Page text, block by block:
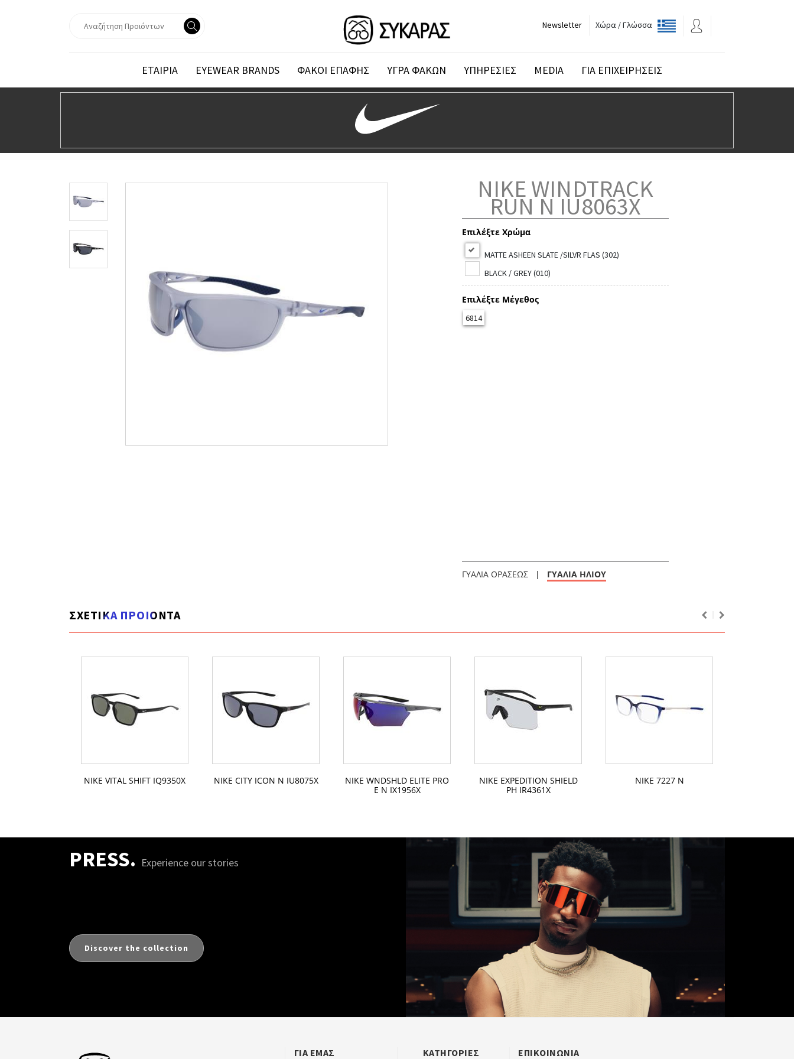
Newsletter Χώρα / Γλώσσα
ΕΤΑΙΡΙΑ EYEWEAR BRANDS ΦΑΚΟΙ ΕΠΑΦΗΣ ΥΓΡΑ ΦΑΚΩΝ ΥΠΗΡΕΣΙΕΣ MEDIA ΓΙΑ ΕΠΙΧΕΙΡΗΣΕΙΣ
NIKE WINDTRACK
RUN N IU8063X
Επιλέξτε Χρώμα
MATTE ASHEEN SLATE /SILVR FLAS (302)
BLACK / GREY (010)
Επιλέξτε Μέγεθος
6814
ΓΥΑΛΙΑ ΟΡΑΣΕΩΣ| ΓΥΑΛΙΑ ΗΛΙΟΥ
ΣΧΕΤΙΚΑ ΠΡΟΙΟΝΤΑ
NIKE VITAL SHIFT IQ9350X NIKE CITY ICON N IU8075X
NIKE WNDSHLD ELITE PRO
E N IX1956X
NIKE EXPEDITION SHIELD
PH IR4361X
NIKE 7227 N
PRESS. Experience our stories
Discover the collection
ΓΙΑ ΕΜΑΣ ΚΑΤΗΓΟΡΙΕΣ ΕΠΙΚΟΙΝΩΝΙΑ